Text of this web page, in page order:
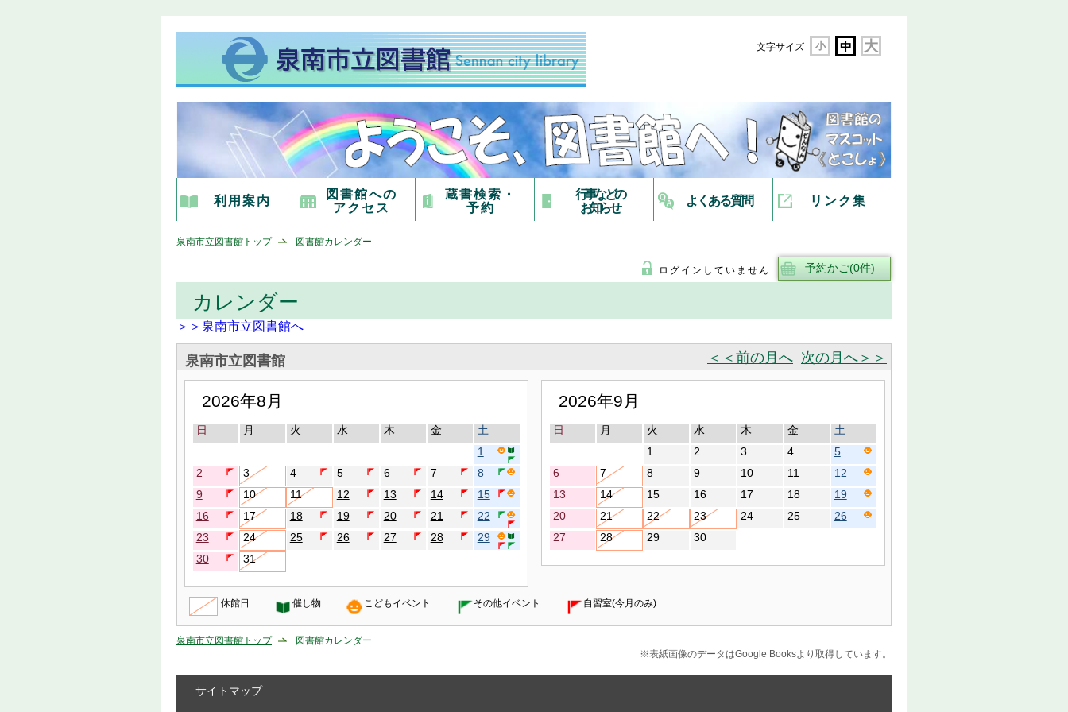
文字サイズ 小 中 大
利用案内
図書館への
アクセス
蔵書検索・
予約
行事などの
お知らせ
よくある質問 リンク集
泉南市立図書館トップ 図書館カレンダー
ログインしていません
カレンダー
＞＞泉南市立図書館へ
泉南市立図書館 ＜＜前の月へ 次の月へ＞＞
2026年8月
日 月 火 水 木 金
土
1
2
3 4 5 6 7
8
9
10 11 12 13 14
15
16
17 18 19 20 21
22
23
24 25 26 27 28
29
30
31
2026年9月
日 月 火 水 木 金
土
1
2 3 4
5
6
7 8 9 10 11
12
13
14 15 16 17 18
19
20
21 22 23 24 25
26
27
28 29 30
休館日 催し物 こどもイベント その他イベント 自習室(今月のみ)
泉南市立図書館トップ
図書館カレンダー
※表紙画像のデータはGoogle Booksより取得しています。
サイトマップ